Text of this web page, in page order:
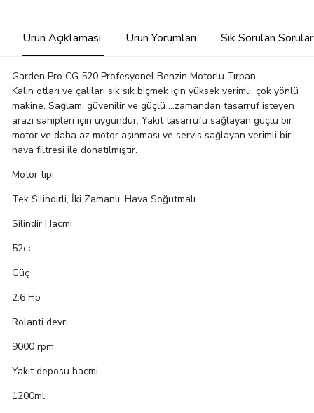
Ürün Açıklaması Ürün Yorumları Sık Sorulan Sorular
Garden Pro CG 520 Profesyonel Benzin Motorlu Tırpan
Kalın otları ve çalıları sık sık biçmek için yüksek verimli, çok yönlü
makine. Sağlam, güvenilir ve güçlü ...zamandan tasarruf isteyen
arazi sahipleri için uygundur. Yakıt tasarrufu sağlayan güçlü bir
motor ve daha az motor aşınması ve servis sağlayan verimli bir
hava filtresi ile donatılmıştır.
Motor tipi
Tek Silindirli, İki Zamanlı, Hava Soğutmalı
Silindir Hacmi
52cc
Güç
2.6 Hp
Rölanti devri
9000 rpm
Yakıt deposu hacmi
1200ml